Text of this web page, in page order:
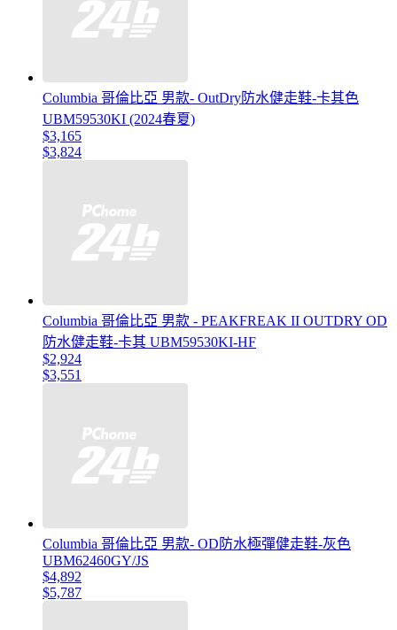
Columbia 哥倫比亞 男款- OutDry防水健走鞋-卡其色
UBM59530KI (2024春夏)
$3,165
$3,824
Columbia 哥倫比亞 男款 - PEAKFREAK II OUTDRY OD
防水健走鞋-卡其 UBM59530KI-HF
$2,924
$3,551
Columbia 哥倫比亞 男款- OD防水極彈健走鞋-灰色
UBM62460GY/JS
$4,892
$5,787